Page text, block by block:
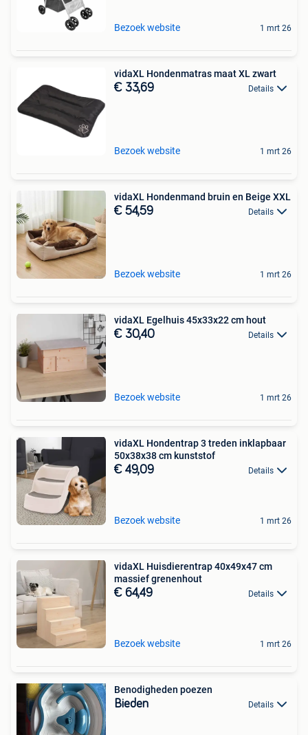
Bezoek website 1 mrt 26
vidaXL Hondenmatras maat XL zwart
€ 33,69 Details
Bezoek website 1 mrt 26
vidaXL Hondenmand bruin en Beige XXL
€ 54,59 Details
Bezoek website 1 mrt 26
vidaXL Egelhuis 45x33x22 cm hout
€ 30,40 Details
Bezoek website 1 mrt 26
vidaXL Hondentrap 3 treden inklapbaar
50x38x38 cm kunststof
€ 49,09 Details
Bezoek website 1 mrt 26
vidaXL Huisdierentrap 40x49x47 cm
massief grenenhout
€ 64,49 Details
Bezoek website 1 mrt 26
Benodigheden poezen
Bieden Details